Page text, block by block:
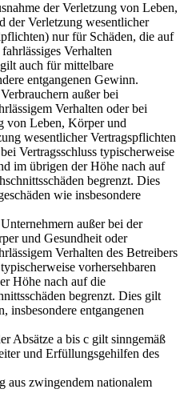
der Verletzung von Leben,
der Verletzung wesentlicher
nur für Schäden, die auf
Verhalten
auch für mittelbare
entgangenen Gewinn.
außer bei
Verhalten oder bei
von Leben, Körper und
wesentlicher Vertragspflichten
Vertragsschluss typischerweise
im übrigen der Höhe nach auf
begrenzt. Dies
wie insbesondere
außer bei der
und Gesundheit oder
Verhalten des Betreibers
vorhersehbaren
Höhe nach auf die
begrenzt. Dies gilt
insbesondere entgangenen
Absätze a bis c gilt sinngemäß
und Erfüllungsgehilfen des
aus zwingendem nationalem